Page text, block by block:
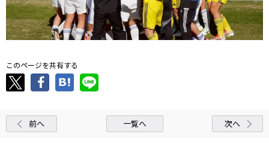
このページを共有する
前へ 一覧へ 次へ